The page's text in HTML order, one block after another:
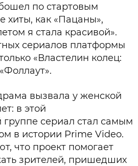
по стартовым
хиты, как «Пацаны»,
я стала красивой».
сериалов платформы
«Властелин колец:
вызвала у женской
в этой
сериал стал самым
в истории Prime Video.
что проект помогает
зрителей, пришедших